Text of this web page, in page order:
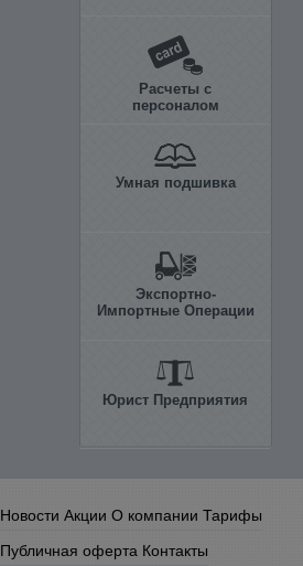
Расчеты с
персоналом
Умная подшивка
Экспортно-
Импортные Операции
Юрист Предприятия
Новости Акции О компании Тарифы
Публичная оферта Контакты